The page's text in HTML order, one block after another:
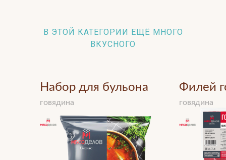
В ЭТОЙ КАТЕГОРИИ ЕЩЁ МНОГО
ВКУСНОГО
Набор для бульона
говядина
Филей
говядина